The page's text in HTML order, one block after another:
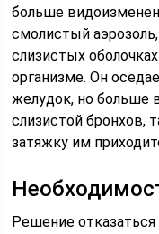
больше
смолистый
слизистых
организме. Он
желудок, но больше
слизистой бронхов,
затяжку им
Решение